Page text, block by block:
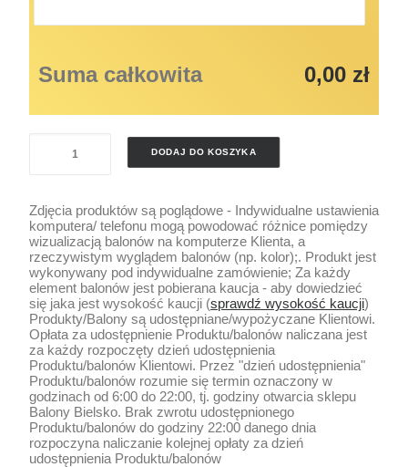
Suma całkowita 0,00 zł
MATERIAŁ
KOLOR
DODAJ DO KOSZYKA
Zdjęcia produktów są poglądowe - Indywidualne ustawienia
komputera/ telefonu mogą powodować różnice pomiędzy
wizualizacją balonów na komputerze Klienta, a
rzeczywistym wyglądem balonów (np. kolor);. Produkt jest
wykonywany pod indywidualne zamówienie; Za każdy
element balonów jest pobierana kaucja - aby dowiedzieć
się jaka jest wysokość kaucji (sprawdź wysokość kaucji)
Produkty/Balony są udostępniane/wypożyczane Klientowi.
Opłata za udostępnienie Produktu/balonów naliczana jest
za każdy rozpoczęty dzień udostępnienia
Produktu/balonów Klientowi. Przez "dzień udostępnienia"
Produktu/balonów rozumie się termin oznaczony w
godzinach od 6:00 do 22:00, tj. godziny otwarcia sklepu
Balony Bielsko. Brak zwrotu udostępnionego
Produktu/balonów do godziny 22:00 danego dnia
rozpoczyna naliczanie kolejnej opłaty za dzień
udostępnienia Produktu/balonów